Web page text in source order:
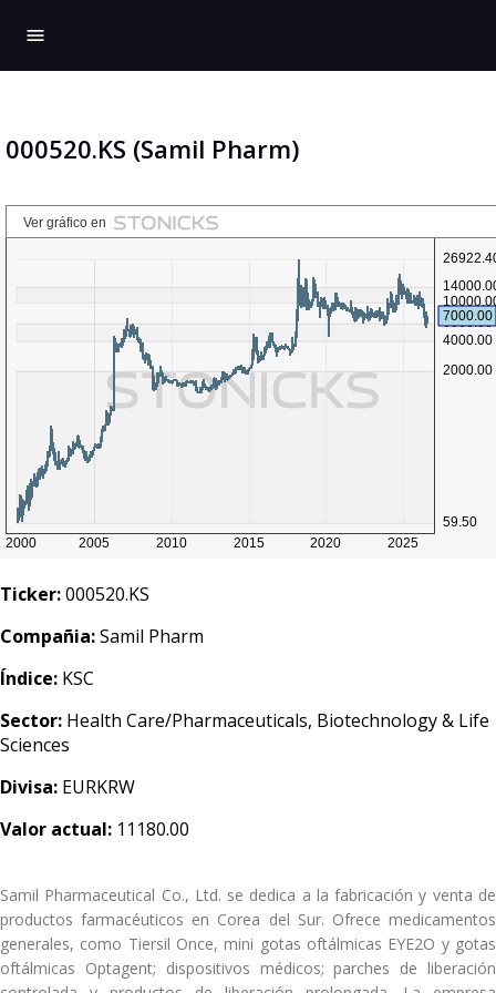
menu
000520.KS (Samil Pharm)
Ticker:000520.KS
Compañia:Samil Pharm
Índice: KSC
Sector: Health Care/Pharmaceuticals, Biotechnology & Life
Sciences
Divisa: EURKRW
Valor actual: 11180.00
Samil Pharmaceutical Co., Ltd. se dedica a la fabricación y venta de
productos farmacéuticos en Corea del Sur. Ofrece medicamentos
generales, como Tiersil Once, mini gotas oftálmicas EYE2O y gotas
oftálmicas Optagent; dispositivos médicos; parches de liberación